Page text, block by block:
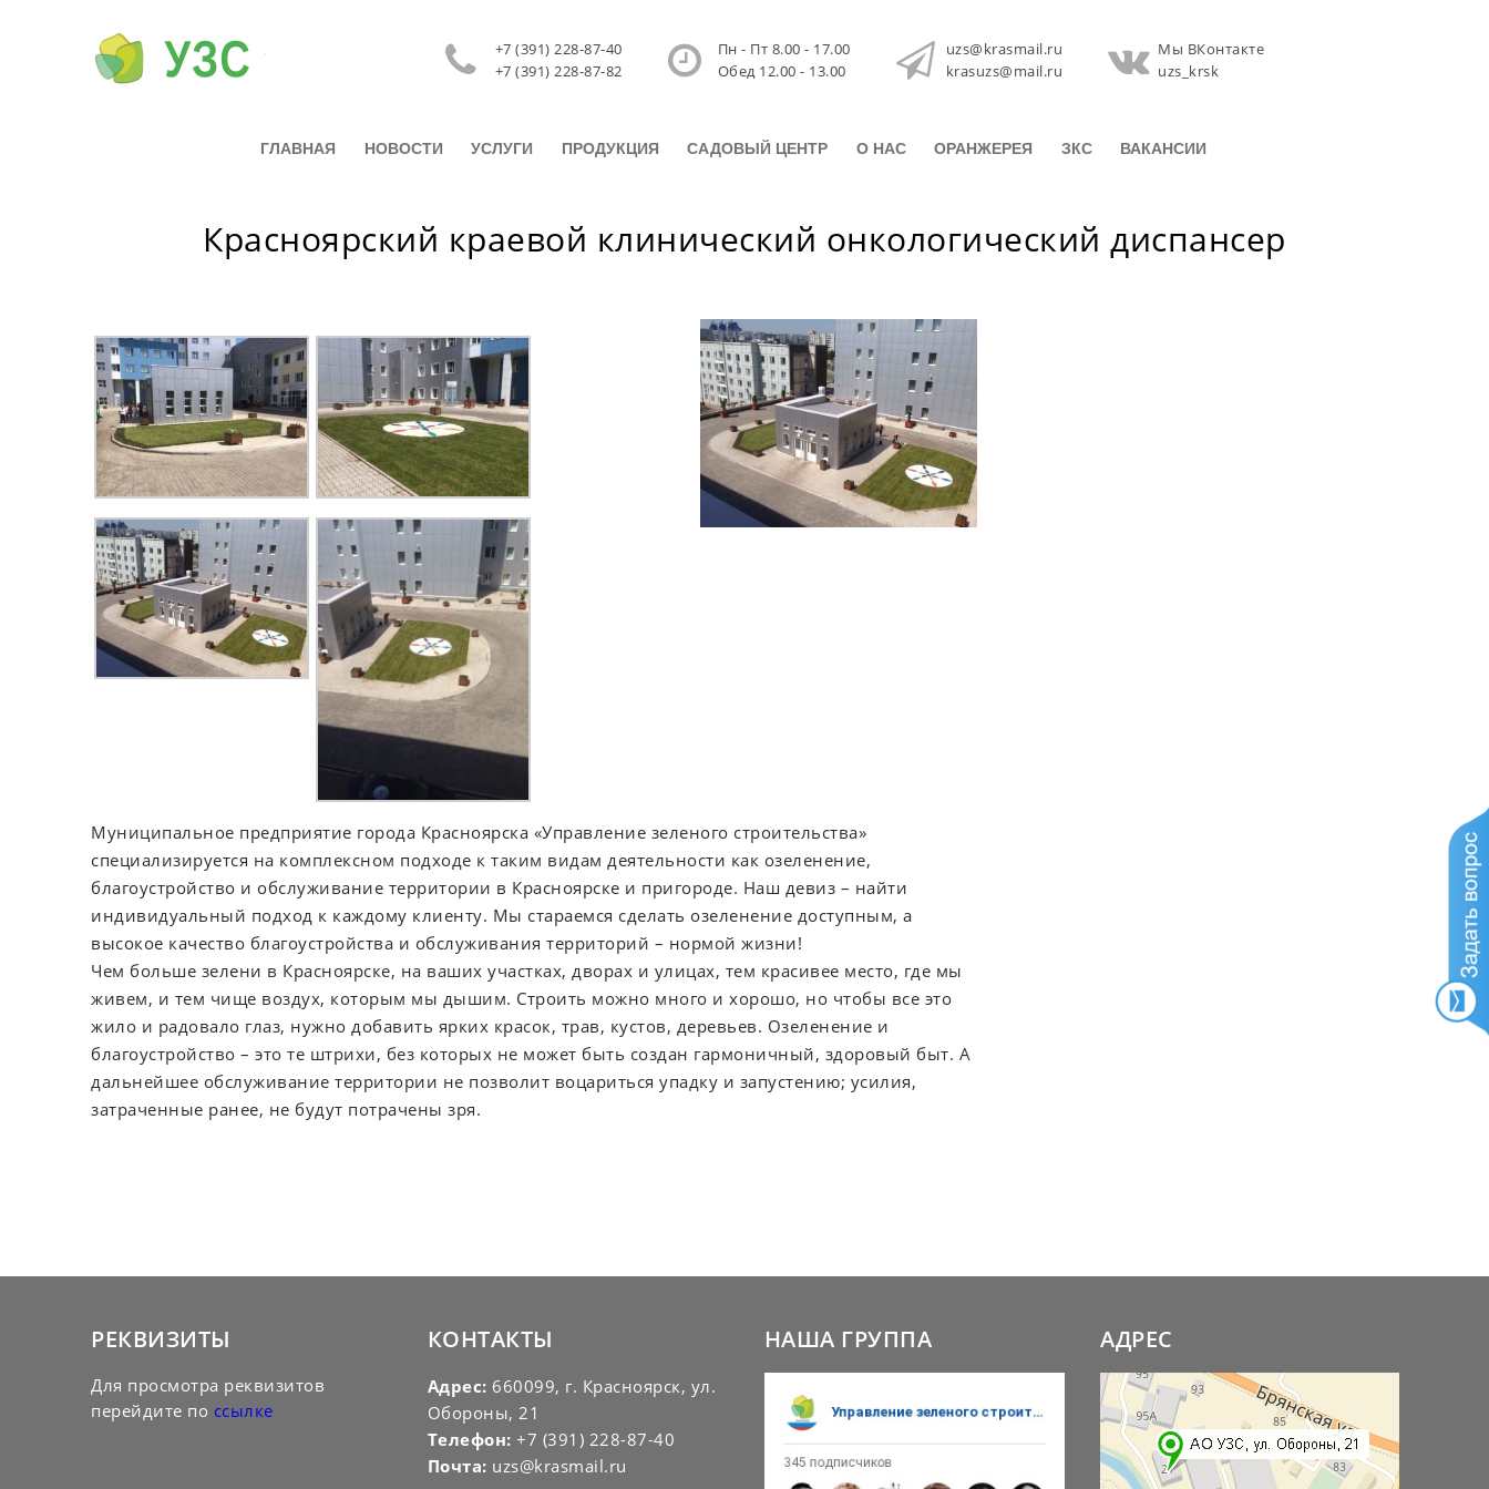
+7 (391) 228-87-40
+7 (391) 228-87-82
Пн - Пт 8.00 - 17.00
Обед 12.00 - 13.00
uzs@krasmail.ru
krasuzs@mail.ru
Мы ВКонтакте
uzs_krsk
ГЛАВНАЯ НОВОСТИ УСЛУГИ ПРОДУКЦИЯ САДОВЫЙ ЦЕНТР О НАС ОРАНЖЕРЕЯ ЗКС ВАКАНСИИ
Красноярский краевой клинический онкологический диспансер
Муниципальное предприятие города Красноярска «Управление зеленого строительства»
специализируется на комплексном подходе к таким видам деятельности как озеленение,
благоустройство и обслуживание территории в Красноярске и пригороде. Наш девиз – найти
индивидуальный подход к каждому клиенту. Мы стараемся сделать озеленение доступным, а
высокое качество благоустройства и обслуживания территорий – нормой жизни!
Чем больше зелени в Красноярске, на ваших участках, дворах и улицах, тем красивее место, где мы
живем, и тем чище воздух, которым мы дышим. Строить можно много и хорошо, но чтобы все это
жило и радовало глаз, нужно добавить ярких красок, трав, кустов, деревьев. Озеленение и
благоустройство – это те штрихи, без которых не может быть создан гармоничный, здоровый быт. А
дальнейшее обслуживание территории не позволит воцариться упадку и запустению; усилия,
затраченные ранее, не будут потрачены зря.
РЕКВИЗИТЫ
Для просмотра реквизитов
перейдите по ссылке
КОНТАКТЫ
Адрес: 660099, г. Красноярск, ул.
Обороны, 21
Телефон:+7 (391) 228-87-40
Почта: uzs@krasmail.ru
НАША ГРУППА АДРЕС